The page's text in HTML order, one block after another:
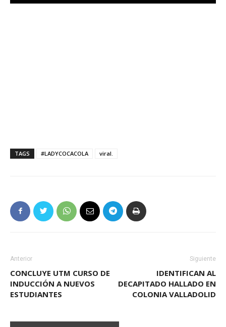
TAGS #LADYCOCACOLA viral.
Anterior
CONCLUYE UTM CURSO DE
INDUCCIÓN A NUEVOS
ESTUDIANTES
Siguiente
IDENTIFICAN AL
DECAPITADO HALLADO EN
COLONIA VALLADOLID